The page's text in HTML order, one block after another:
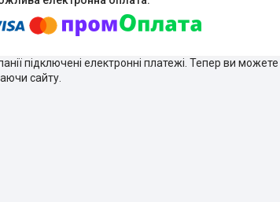
підключені електронні платежі. Тепер ви
сайту.